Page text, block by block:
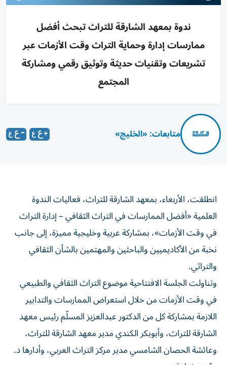
ندوة بمعهد الشارقة للتراث تبحث أفضل
ممارسات إدارة وحماية التراث وقت الأزمات عبر
تشريعات وتقنيات حديثة وتوثيق رقمي ومشاركة
المجتمع
متابعات: «الخليج»
انطلقت، الأربعاء، بمعهد الشارقة للتراث، فعاليات الندوة
العلمية «أفضل الممارسات في التراث الثقافي – إدارة التراث
في وقت الأزمات»، بمشاركة عربية وخليجية مميزة، إلى جانب
نخبة من الأكاديميين والباحثين والمهتمين بالشأن الثقافي
والتراثي.
وتناولت الجلسة الافتتاحية موضوع التراث الثقافي والطبيعي
في وقت الأزمات من خلال استعراض الممارسات والتدابير
اللازمة بمشاركة كل من الدكتور عبدالعزيز المسلّم رئيس معهد
الشارقة للتراث، وأبوبكر الكندي مدير معهد الشارقة للتراث،
وعائشة الحصان الشامسي مدير مركز التراث العربي، وأدارها د.